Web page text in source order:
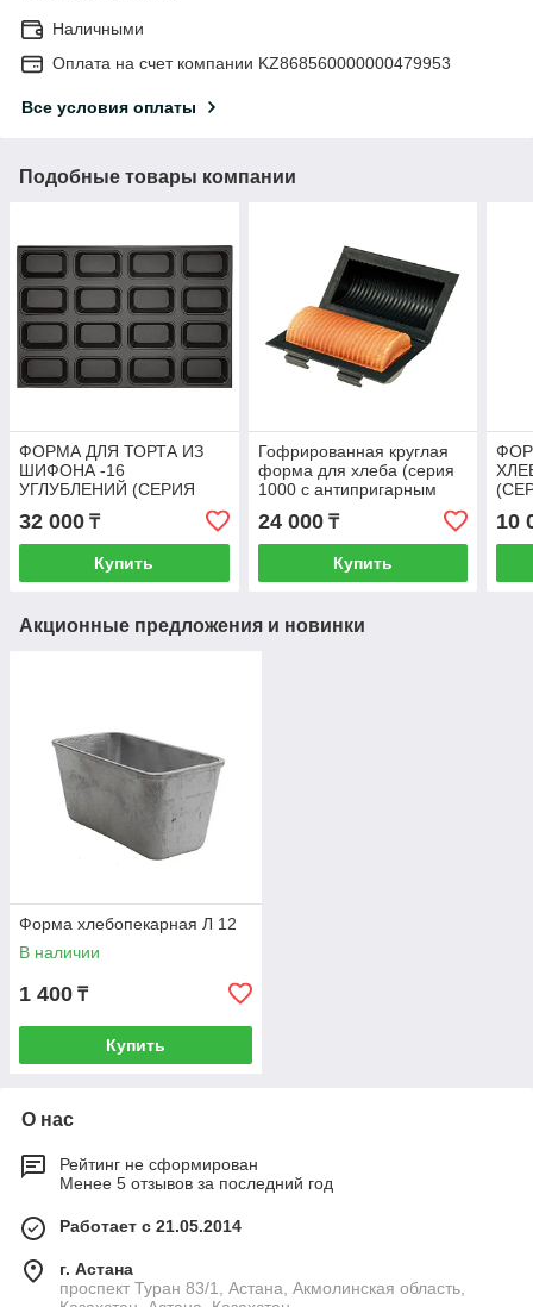
Наличными
Оплата на счет компании KZ868560000000479953
Все условия оплаты
Подобные товары компании
ФОРМА ДЛЯ ТОРТА ИЗ
ШИФОНА -16
УГЛУБЛЕНИЙ (СЕРИЯ
1000 С АНТИПРИГАРНЫМ
ПОКРЫТИЕМ) SN9090
32 000 ₸
Купить
Гофрированная круглая
форма для хлеба (серия
1000 с антипригарным
покрытием) (SN2305)
24 000₸
Купить
10
Акционные предложения и новинки
Форма хлебопекарная Л 12
В наличии
1 400 ₸
Купить
О нас
Рейтинг не сформирован
Менее 5 отзывов за последний год
Работает с 21.05.2014
г. Астана
проспект Туран 83/1, Астана, Акмолинская область,